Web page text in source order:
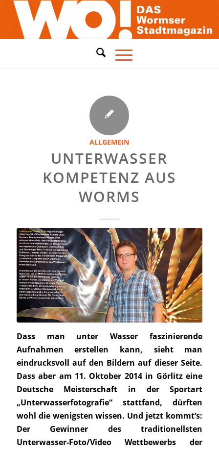
ALLGEMEIN
UNTERWASSER
KOMPETENZ AUS
WORMS
Dass man unter Wasser faszinierende
Aufnahmen erstellen kann, sieht man
eindrucksvoll auf den Bildern auf dieser Seite.
Dass aber am 11. Oktober 2014 in Görlitz eine
Deutsche Meisterschaft in der Sportart
„Unterwasserfotografie“ stattfand, dürften
wohl die wenigsten wissen. Und jetzt kommt’s:
Der Gewinner des traditionellsten
Unterwasser-Foto/Video Wettbewerbs der